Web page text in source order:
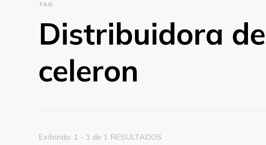
TAG
Distribuidora
celeron
Exibindo: 1 - 1 de 1 RESULTADOS